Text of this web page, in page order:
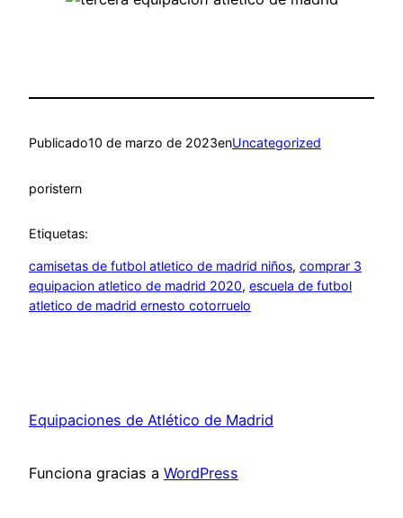
Publicado10 de marzo de 2023enUncategorized
poristern
Etiquetas:
camisetas de futbol atletico de madrid niños, comprar 3
equipacion atletico de madrid 2020, escuela de futbol
atletico de madrid ernesto cotorruelo
Equipaciones de Atlético de Madrid
Funciona gracias a WordPress